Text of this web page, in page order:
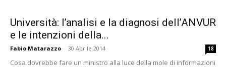
Università: l’analisi e la diagnosi dell’ANVUR
e le intenzioni della...
Fabio Matarazzo - 30 Aprile 2014 18
Cosa dovrebbe fare un ministro alla luce della mole di informazioni